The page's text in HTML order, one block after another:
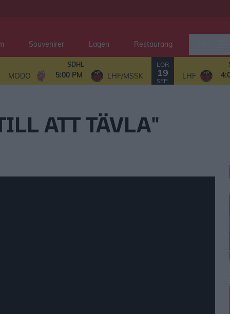
Souvenirer Lagen Restaurang
SDHL
MODO 5:00 PM LHF/MSSK
LÖR
19
SEP.
LHF
ATT TÄVLA"